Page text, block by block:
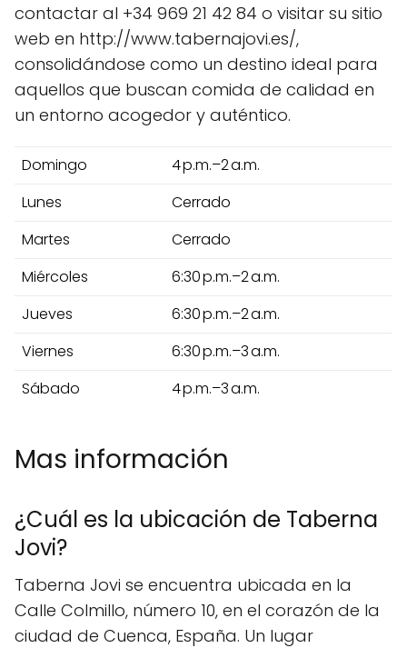
contactar al +34 969 21 42 84 o visitar su sitio
web en http://www.tabernajovi.es/,
consolidándose como un destino ideal para
aquellos que buscan comida de calidad en
un entorno acogedor y auténtico.
Domingo
4 p.m.–2 a.m.
Lunes
Cerrado
Martes
Cerrado
Miércoles
6:30 p.m.–2 a.m.
Jueves
6:30 p.m.–2 a.m.
Viernes
6:30 p.m.–3 a.m.
Sábado
4 p.m.–3 a.m.
Mas información
¿Cuál es la ubicación de Taberna
Jovi?
Taberna Jovi se encuentra ubicada en la
Calle Colmillo, número 10, en el corazón de la
ciudad de Cuenca, España. Un lugar